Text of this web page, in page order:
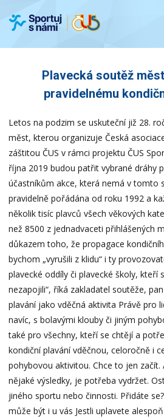
Plavecká soutěž
pravidelnému
Letos na podzim se uskuteční již 28.
měst, kterou organizuje Česká
záštitou ČUS v rámci projektu ČUS
října 2019 budou patřit vybrané dráhy
účastníkům akce, která nemá v tomto
pravidelně pořádána od roku 1992 a
několik tisíc plavců všech věkových
než 8500 z jednadvaceti přihlášených
důkazem toho, že propagace
bychom „vyrušili z klidu“ i ty
plavecké oddíly či plavecké školy, kteří
nezapojili“, říká zakladatel soutěže,
plavání jako vděčná aktivita Právě pro
navíc, s bolavými klouby či jiným
také pro všechny, kteří se chtějí a
kondiční plavání vděčnou, celoročně i
pohybovou aktivitou. Chce to jen začít.
nějaké výsledky, je potřeba vydržet.
jiného sportu nebo činnosti. Přidáte
může být i u vás Jestli uplavete